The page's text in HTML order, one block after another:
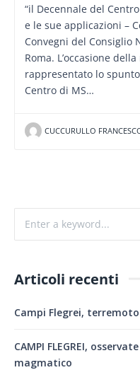
“il Decennale del
e le sue applicazioni –
Convegni del Consiglio
Roma. L’occasione
rappresentato lo
Centro di MS…
CUCCURULLO
Articoli recenti
Campi Flegrei,
CAMPI FLEGREI,
magmatico